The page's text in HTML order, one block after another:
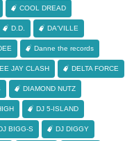
COOL DREAD
D.D. DA'VILLE
Danne the records
JAY CLASH DELTA FORCE
DIAMOND NUTZ
DJ 5-ISLAND
BIGG-S DJ DIGGY